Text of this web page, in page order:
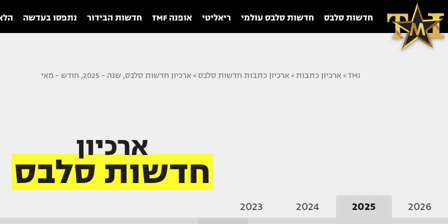
חדשות סלבס חדשות סלבס עולמי ריאליטי אופנה TMF חדשות הבידור נתפסו בעדשה
TMI
> ארכיון כתבות > ארכיון כתבות חדשות סלבס > ארכיון חדשות סלבס, שנה - 2025, חודש - מאי
ארכיון
חדשות סלבס
2026
2025
2024
2023